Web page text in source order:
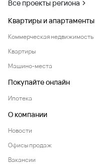
Все проекты региона
Квартиры и апартаменты
Коммерческая недвижимость
Квартиры
Машино-места
Покупайте онлайн
Ипотека
О компании
Новости
Офисы продаж
Вакансии